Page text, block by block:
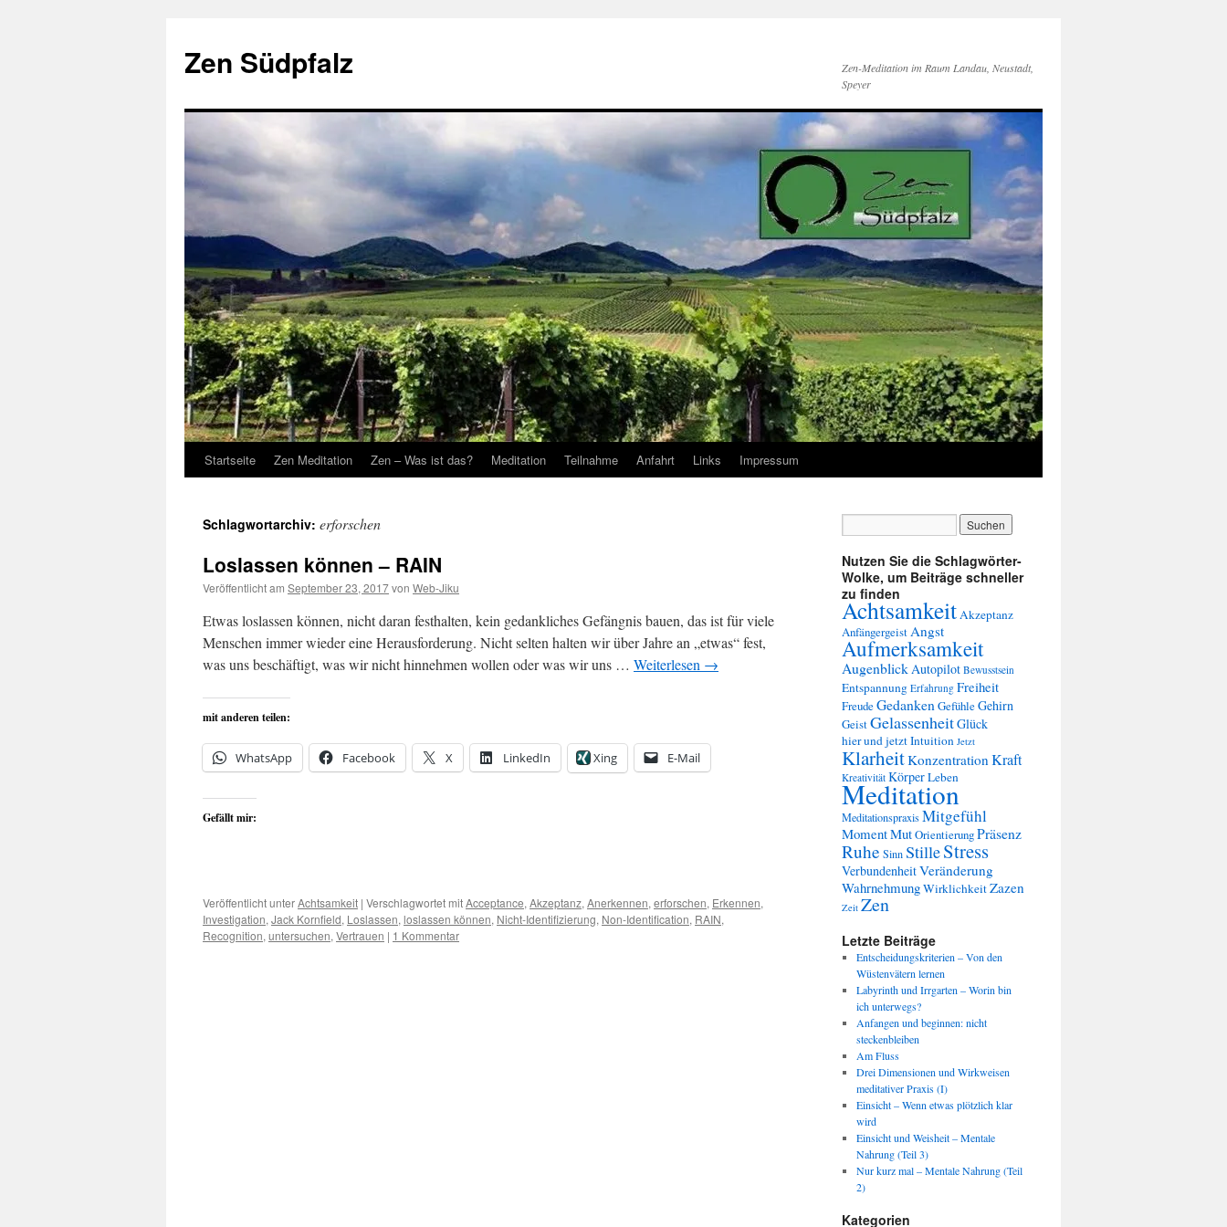
springen
Zen Südpfalz
Zen-Meditation im Raum Landau, Neustadt,
Speyer
Startseite Zen Meditation Zen – Was ist das? Meditation Teilnahme Anfahrt Links Impressum
Schlagwortarchiv: erforschen
Loslassen können – RAIN
Veröffentlicht am September 23, 2017von Web-Jiku
Etwas loslassen können, nicht daran festhalten, kein gedankliches Gefängnis bauen, das ist für viele
Menschen immer wieder eine Herausforderung. Nicht selten halten wir über Jahre an „etwas“ fest,
was uns beschäftigt, was wir nicht hinnehmen wollen oder was wir uns … Weiterlesen →
mit anderen teilen:
WhatsApp Facebook X LinkedIn Xing E-Mail
Gefällt mir:
Veröffentlicht unterAchtsamkeit | Verschlagwortet mitAcceptance, Akzeptanz, Anerkennen, erforschen, Erkennen,
Investigation, Jack Kornfield, Loslassen, loslassen können, Nicht-Identifizierung, Non-Identification, RAIN,
Recognition, untersuchen, Vertrauen | 1 Kommentar
Nutzen Sie die Schlagwörter-
Wolke, um Beiträge schneller
zu finden
AchtsamkeitAkzeptanz
AnfängergeistAngst
Aufmerksamkeit
AugenblickAutopilot Bewusstsein
Entspannung Erfahrung Freiheit
FreudeGedanken GefühleGehirn
GeistGelassenheitGlück
hier und jetztIntuition Jetzt
KlarheitKonzentrationKraft
Kreativität KörperLeben
Meditation
MeditationspraxisMitgefühl
MomentMutOrientierungPräsenz
Ruhe SinnStilleStress
VerbundenheitVeränderung
WahrnehmungWirklichkeitZazen
Zeit Zen
Letzte Beiträge
Entscheidungskriterien – Von den
Wüstenvätern lernen
Labyrinth und Irrgarten – Worin bin
ich unterwegs?
Anfangen und beginnen: nicht
steckenbleiben
Am Fluss
Drei Dimensionen und Wirkweisen
meditativer Praxis (I)
Einsicht – Wenn etwas plötzlich klar
wird
Einsicht und Weisheit – Mentale
Nahrung (Teil 3)
Nur kurz mal – Mentale Nahrung (Teil
2)
Kategorien